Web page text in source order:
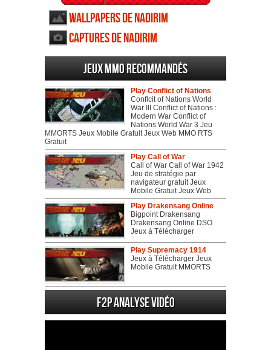
Wallpapers de Nadirim
Captures de Nadirim
Jeux MMO recommandés
Play Conflict of Nations
Conflcit of Nations World
War III Conflict of Nations :
Modern War Conflict of
Nations World War 3 Jeu
MMORTS Jeux Mobile Gratuit Jeux Web MMO RTS
Gratuit
Play Call of War
Call of War Call of War 1942
Jeu de stratégie par
navigateur gratuit Jeux
Mobile Gratuit Jeux Web
Play Drakensang Online
Bigpoint Drakensang
Drakensang Online DSO
Jeux à Télécharger
Play Supremacy 1914
Jeux à Télécharger Jeux
Mobile Gratuit MMORTS
F2P Analyse vidéo